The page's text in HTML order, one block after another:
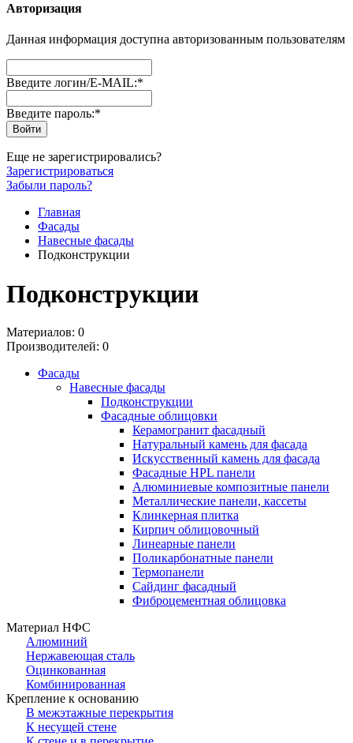
Авторизация
Данная информация доступна авторизованным пользователям
Введите логин/E-MAIL:*
Введите пароль:*
Еще не зарегистрировались?
Зарегистрироваться
Забыли пароль?
Главная
Фасады
Навесные фасады
Подконструкции
Подконструкции
Материалов: 0
Производителей: 0
Фасады
Навесные фасады
Подконструкции
Фасадные облицовки
Керамогранит фасадный
Натуральный камень для фасада
Искусственный камень для фасада
Фасадные HPL панели
Алюминиевые композитные панели
Металлические панели, кассеты
Клинкерная плитка
Кирпич облицовочный
Линеарные панели
Поликарбонатные панели
Термопанели
Сайдинг фасадный
Фиброцементная облицовка
Материал НФС
Алюминий
Нержавеющая сталь
Оцинкованная
Комбинированная
Крепление к основанию
В межэтажные перекрытия
К несущей стене